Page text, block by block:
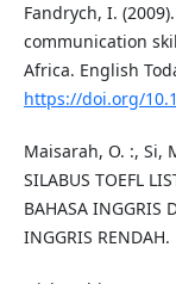
Fandrych, I.
communication
Africa. English
https://doi.org/
Maisarah, O. :, Si,
SILABUS TOEFL
BAHASA INGGRIS
INGGRIS RENDAH.